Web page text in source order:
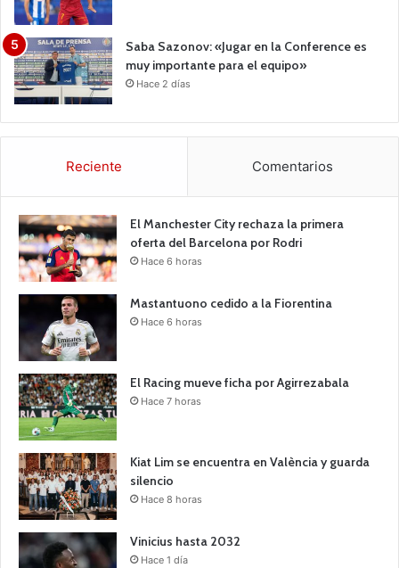
Saba Sazonov: «Jugar en la Conference es
muy importante para el equipo»
Hace 2 días
Reciente Comentarios
El Manchester City rechaza la primera
oferta del Barcelona por Rodri
Hace 6 horas
Mastantuono cedido a la Fiorentina
Hace 6 horas
El Racing mueve ficha por Agirrezabala
Hace 7 horas
Kiat Lim se encuentra en València y guarda
silencio
Hace 8 horas
Vinicius hasta 2032
Hace 1 día